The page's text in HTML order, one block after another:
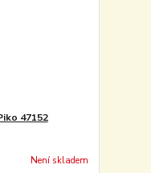
47152
Není skladem